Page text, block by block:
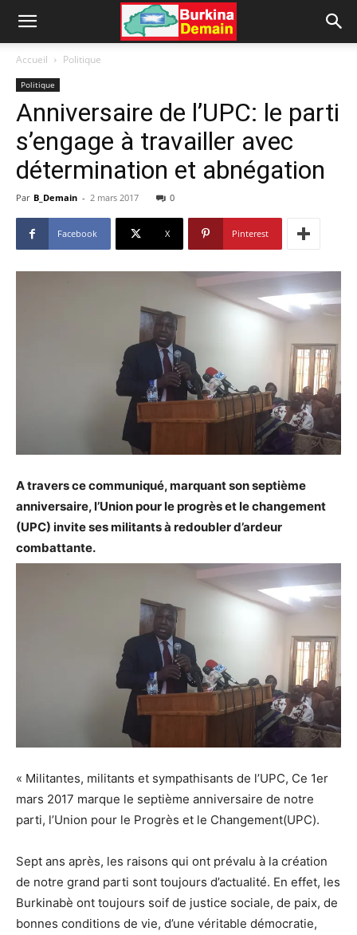
Accueil Politique
Politique
Anniversaire de l’UPC: le parti
s’engage à travailler avec
détermination et abnégation
Par B_Demain - 2 mars 2017 0
Facebook X Pinterest
A travers ce communiqué, marquant son septième
anniversaire, l’Union pour le progrès et le changement
(UPC) invite ses militants à redoubler d’ardeur
combattante.
« Militantes, militants et sympathisants de l’UPC, Ce 1er
mars 2017 marque le septième anniversaire de notre
parti, l’Union pour le Progrès et le Changement(UPC).
Sept ans après, les raisons qui ont prévalu à la création
de notre grand parti sont toujours d’actualité. En effet, les
Burkinabè ont toujours soif de justice sociale, de paix, de
bonnes conditions de vie, d’une véritable démocratie,